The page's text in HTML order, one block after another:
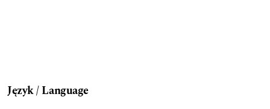
Język / Language